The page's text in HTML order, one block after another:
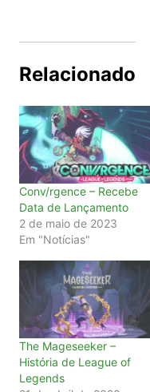
Relacionado
Conv/rgence – Recebe
Data de Lançamento
2 de maio de 2023
Em "Notícias"
The Mageseeker –
História de League of
Legends